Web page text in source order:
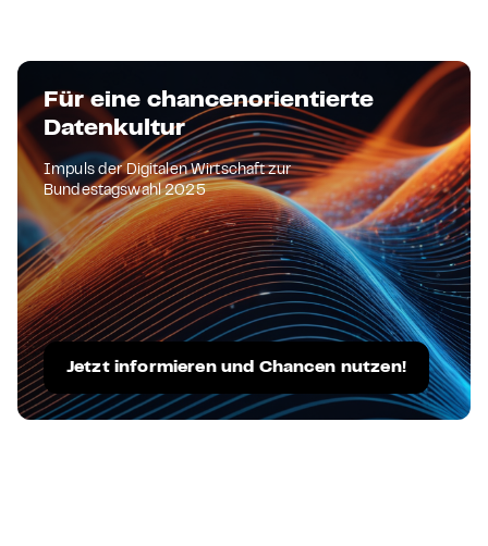
Für eine chancenorientierte
Datenkultur
Impuls der Digitalen Wirtschaft zur
Bundestagswahl 2025
Jetzt informieren und Chancen nutzen!